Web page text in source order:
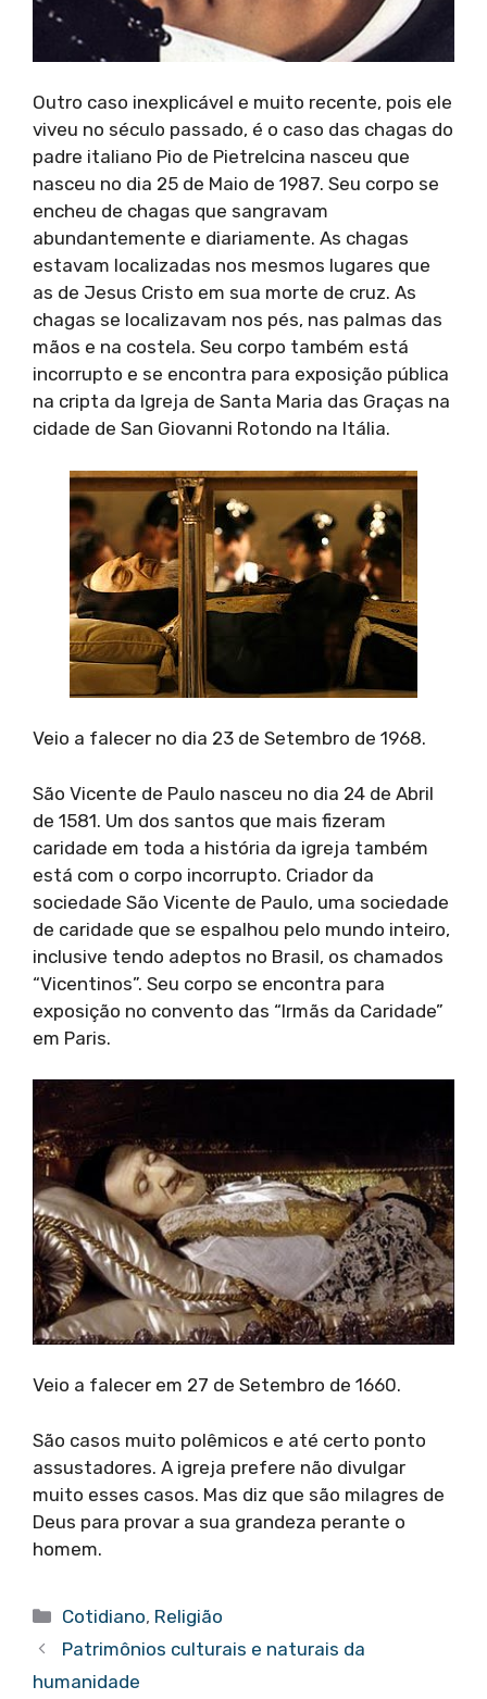
Outro caso inexplicável e muito recente, pois ele
viveu no século passado, é o caso das chagas do
padre italiano Pio de Pietrelcina nasceu que
nasceu no dia 25 de Maio de 1987. Seu corpo se
encheu de chagas que sangravam
abundantemente e diariamente. As chagas
estavam localizadas nos mesmos lugares que
as de Jesus Cristo em sua morte de cruz. As
chagas se localizavam nos pés, nas palmas das
mãos e na costela. Seu corpo também está
incorrupto e se encontra para exposição pública
na cripta da Igreja de Santa Maria das Graças na
cidade de San Giovanni Rotondo na Itália.
Veio a falecer no dia 23 de Setembro de 1968.
São Vicente de Paulo nasceu no dia 24 de Abril
de 1581. Um dos santos que mais fizeram
caridade em toda a história da igreja também
está com o corpo incorrupto. Criador da
sociedade São Vicente de Paulo, uma sociedade
de caridade que se espalhou pelo mundo inteiro,
inclusive tendo adeptos no Brasil, os chamados
“Vicentinos”. Seu corpo se encontra para
exposição no convento das “Irmãs da Caridade”
em Paris.
Veio a falecer em 27 de Setembro de 1660.
São casos muito polêmicos e até certo ponto
assustadores. A igreja prefere não divulgar
muito esses casos. Mas diz que são milagres de
Deus para provar a sua grandeza perante o
homem.
Categorias
Cotidiano, Religião
Patrimônios culturais e naturais da
humanidade